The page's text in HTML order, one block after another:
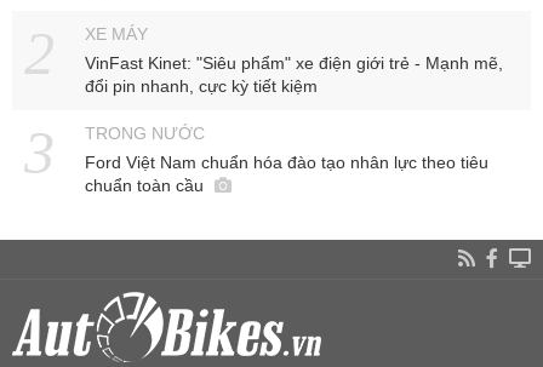
XE MÁY
VinFast Kinet: "Siêu phẩm" xe điện giới trẻ - Mạnh mẽ,
đổi pin nhanh, cực kỳ tiết kiệm
TRONG NƯỚC
Ford Việt Nam chuẩn hóa đào tạo nhân lực theo tiêu
chuẩn toàn cầu